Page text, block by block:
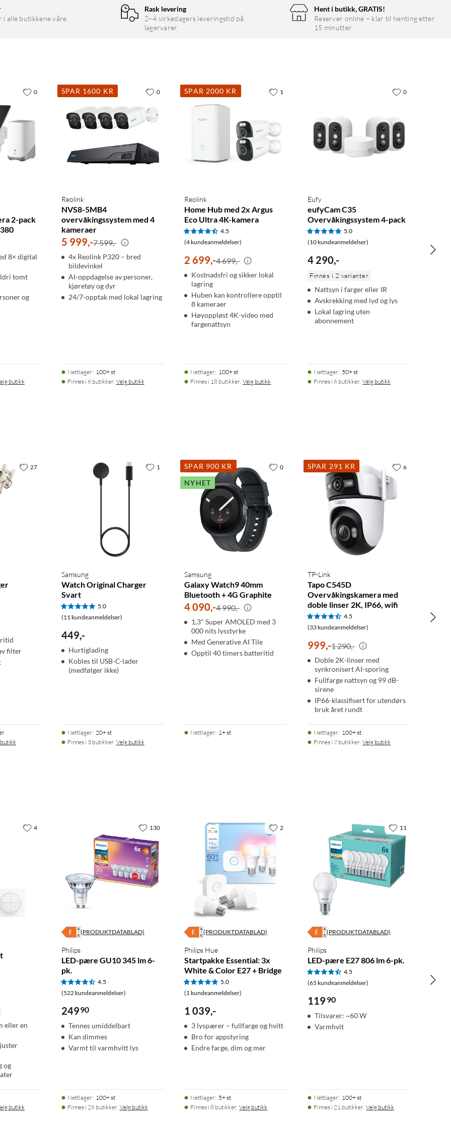
lys- og lydalarm, automatisert nærværsimitasjon og
belysning.
knappetrykk. Med Philips Hue-appen har du smart
HD live-stream, nattsyn og en høyttaler for toveissamtaler og
deg. De kan til og med tenne lamper/lyspærer – hvis noen
i alle butikkene våre.
Rask levering
2–4 virkedagers leveringstid på
lagervarer
Hent i butikk, GRATIS!
Reserver online – klar til henting etter
15 minutter
2-pack
8× digital
tomt
og
butikk
0 SPAR 1600 KR
Reolink
NVS8-5MB4
overvåkingssystem med 4
kameraer
5 999,-7 599,-
4x Reolink P320 – bred
bildevinkel
AI-oppdagelse av personer,
kjøretøy og dyr
24/7-opptak med lokal lagring
Nettlager: 100+ st
Finnes i 6 butikker. Velg butikk
0 SPAR 2000 KR
Reolink
Home Hub med 2x Argus
Eco Ultra 4K-kamera
4.5
(4 kundeanmeldelser)
2 699,-4 699,-
Kostnadsfri og sikker lokal
lagring
Huben kan kontrollere opptil
8 kameraer
Høyoppløst 4K-video med
fargenattsyn
Nettlager: 100+ st
Finnes i 18 butikker. Velg butikk
1
Eufy
eufyCam C35
Overvåkingssystem 4-pack
5.0
(10 kundeanmeldelser)
4 290,-
Finnes i 2 varianter
Nattsyn i farger eller IR
Avskrekking med lyd og lys
Lokal lagring uten
abonnement
Nettlager: 50+ st
Finnes i 6 butikker. Velg butikk
0
filter
27
Samsung
Watch Original Charger
Svart
5.0
(11 kundeanmeldelser)
449,-
Hurtiglading
Kobles til USB-C-lader
(medfølger ikke)
Nettlager: 20+ st
Finnes i 3 butikker. Velg butikk
1
SPAR 900 KR
NYHET
Samsung
Galaxy Watch9 40mm
Bluetooth + 4G Graphite
4 090,-4 990,-
1,3" Super AMOLED med 3
000 nits lysstyrke
Med Generative AI Tile
Opptil 40 timers batteritid
Nettlager: 1+ st
0 SPAR 291 KR
TP-Link
Tapo C545D
Overvåkingskamera med
doble linser 2K, IP66, wifi
4.5
(33 kundeanmeldelser)
999,-1 290,-
Doble 2K-linser med
synkronisert AI-sporing
Fullfarge nattsyn og 99 dB-
sirene
IP66-klassifisert for utendørs
bruk året rundt
Nettlager: 100+ st
Finnes i 7 butikker. Velg butikk
6
eller en
og
butikk
4
(PRODUKTDATABLAD)
Philips
LED-pære GU10 345 lm 6-
pk.
4.5
(522 kundeanmeldelser)
24990
Tennes umiddelbart
Kan dimmes
Varmt til varmhvitt lys
Nettlager: 100+ st
Finnes i 26 butikker. Velg butikk
130
(PRODUKTDATABLAD)
Philips Hue
Startpakke Essential: 3x
White & Color E27 + Bridge
5.0
(1 kundeanmeldelser)
1 039,-
3 lyspærer – fullfarge og hvitt
Bro for appstyring
Endre farge, dim og mer
Nettlager: 5+ st
Finnes i 8 butikker. Velg butikk
2
(PRODUKTDATABLAD)
Philips
LED-pære E27 806 lm 6-pk.
4.5
(65 kundeanmeldelser)
119 90
Tilsvarer: ~60 W
Varmhvit
Nettlager: 100+ st
Finnes i 21 butikker. Velg butikk
11